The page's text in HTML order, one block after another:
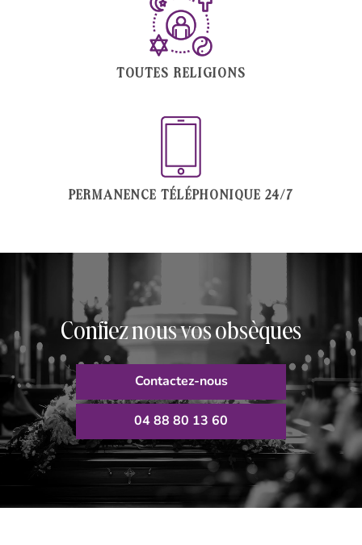
TOUTES RELIGIONS
PERMANENCE TÉLÉPHONIQUE 24/7
Confiez nous vos obsèques
Contactez-nous
04 88 80 13 60